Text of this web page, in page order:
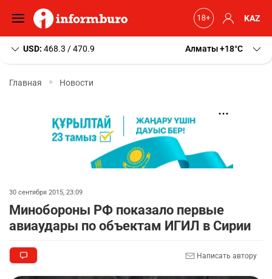
KAZ
USD: 468.3 / 470.9 Алматы+18 C
Главная Новости
30 сентября 2015, 23:09
Минобороны РФ показало первые
авиаудары по объектам ИГИЛ в Сирии
Написать автору